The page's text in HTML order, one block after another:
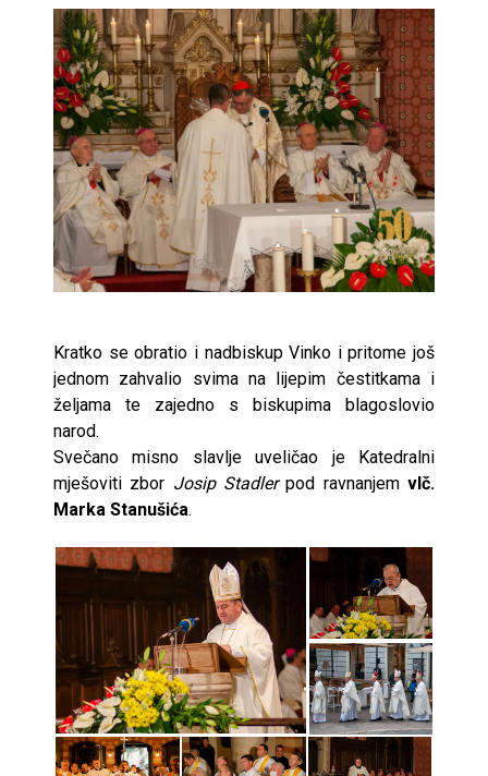
Kratko se obratio i nadbiskup Vinko i pritome još
jednom zahvalio svima na lijepim čestitkama i
željama te zajedno s biskupima blagoslovio
narod.
Svečano misno slavlje uveličao je Katedralni
mješoviti zbor Josip Stadlerpod ravnanjemvlč.
Marka Stanušića.